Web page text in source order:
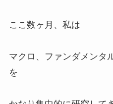
ここ数ヶ月、私は
マクロ、ファンダメンタ
を